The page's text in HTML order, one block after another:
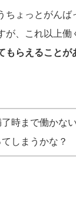
ちょっとがんば
が、これ以上働
もらえることが
時まで働かな
しまうかな？